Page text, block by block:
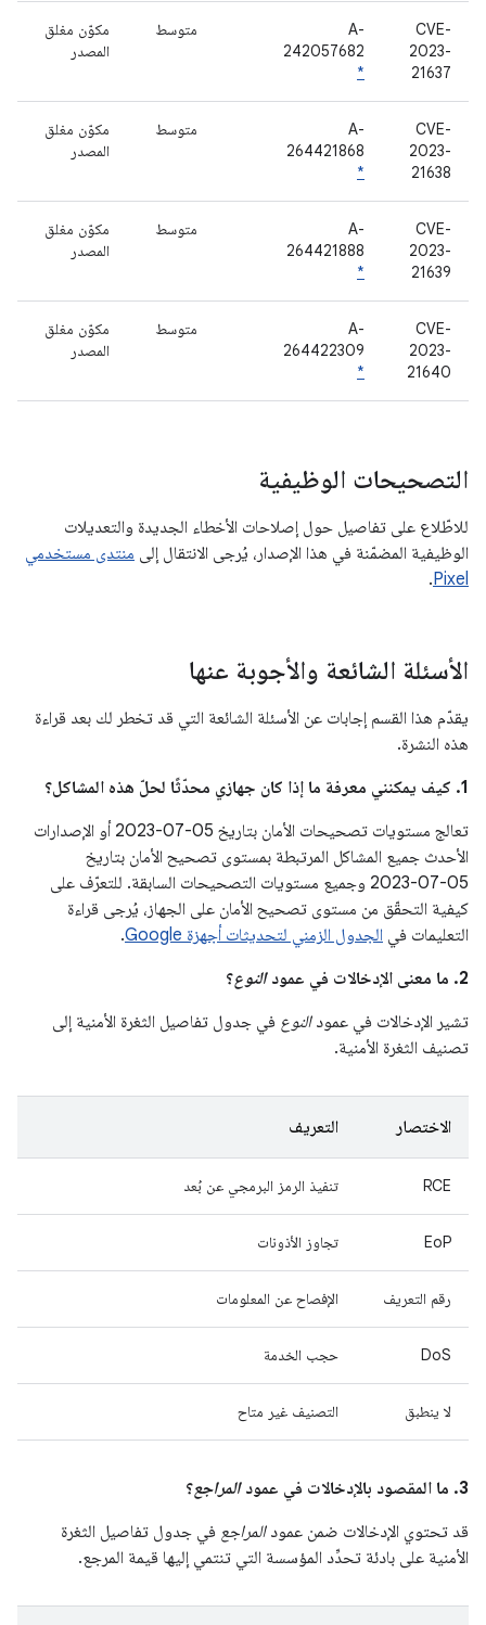
CVE-
2023-
21637
A-
242057682
*
متوسط
مكوّن مغلق
المصدر
CVE-
2023-
21638
A-
264421868
*
متوسط
مكوّن مغلق
المصدر
CVE-
2023-
21639
A-
264421888
*
متوسط
مكوّن مغلق
المصدر
CVE-
2023-
21640
A-
264422309
*
متوسط
مكوّن مغلق
المصدر
التصحيحات الوظيفية
للاطّلاع على تفاصيل حول إصلاحات الأخطاء الجديدة والتعديلات
الوظيفية المضمّنة في هذا الإصدار، يُرجى الانتقال إلى منتدى مستخدمي
Pixel
.
الأسئلة الشائعة والأجوبة عنها
يقدّم هذا القسم إجابات عن الأسئلة الشائعة التي قد تخطر لك بعد قراءة
هذه النشرة.
1. كيف يمكنني معرفة ما إذا كان جهازي محدّثًا لحلّ هذه المشاكل؟
تعالج مستويات تصحيحات الأمان بتاريخ 05‏-07‏-2023 أو الإصدارات
الأحدث جميع المشاكل المرتبطة بمستوى تصحيح الأمان بتاريخ
05‏-07‏-2023 وجميع مستويات التصحيحات السابقة. للتعرّف على
كيفية التحقّق من مستوى تصحيح الأمان على الجهاز، يُرجى قراءة
التعليمات في الجدول الزمني لتحديثات أجهزة Google
.
2. ما معنى الإدخالات في عمود
النوع؟
تشير الإدخالات في عمودالنوع في جدول تفاصيل الثغرة الأمنية إلى
تصنيف الثغرة الأمنية.
الاختصار التعريف
RCE تنفيذ الرمز البرمجي عن بُعد
EoP تجاوز الأذونات
رقم التعريف الإفصاح عن المعلومات
DoS حجب الخدمة
لا ينطبق التصنيف غير متاح
3. ما المقصود بالإدخالات في عمود المراجع؟
قد تحتوي الإدخالات ضمن عمودالمراجع في جدول تفاصيل الثغرة
الأمنية على بادئة تحدِّد المؤسسة التي تنتمي إليها قيمة المرجع.